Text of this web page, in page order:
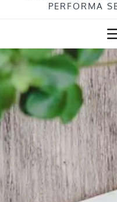
PERFORMA